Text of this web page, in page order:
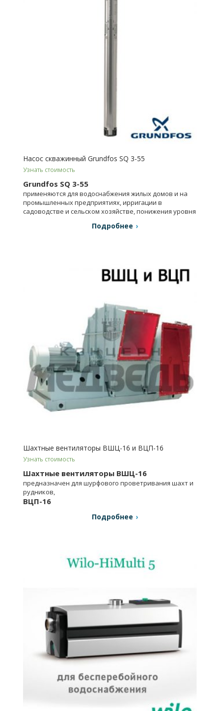
Насос скважинный Grundfos SQ 3-55
Узнать стоимость
Grundfos SQ 3-55
применяются для водоснабжения жилых домов и на
промышленных предприятиях, ирригации в
садоводстве и сельском хозяйстве, понижения уровня
Подробнее
Шахтные вентиляторы ВШЦ-16 и ВЦП-16
Узнать стоимость
Шахтные вентиляторы ВШЦ-16
предназначен для шурфового проветривания шахт и
рудников,
ВЦП-16
Подробнее